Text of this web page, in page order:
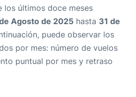
los últimos doce meses
Agosto de 2025 hasta 31 de
puede observar los
por mes: número de vuelos
puntual por mes y retraso